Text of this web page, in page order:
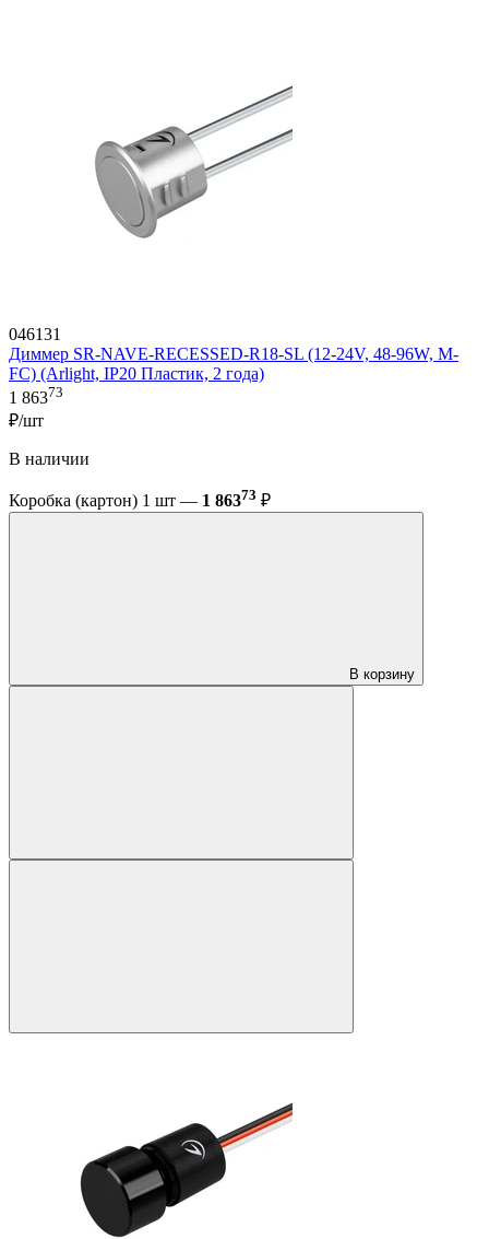
046131
Диммер SR-NAVE-RECESSED-R18-SL (12-24V, 48-96W, M-
FC) (Arlight, IP20 Пластик, 2 года)
1 86373
₽/шт
В наличии
Коробка (картон) 1 шт — 1 86373 ₽
В корзину